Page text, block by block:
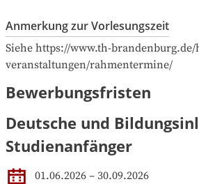
Anmerkung zur Vorlesungszeit
Siehe https://www.th-
veranstaltungen/rahmentermine/
Bewerbungsfristen
Deutsche und
Studienanfänger
01.06.2026 – 30.09.2026